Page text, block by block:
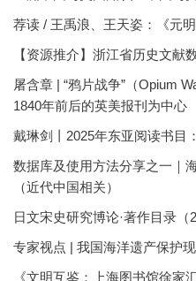
荐读 / 王禹浪、王天姿：《元
【资源推介】浙江省历史文献
屠含章 | “鸦片战争”（Opium
1840年前后的英美报刊为中心
戴琳剑丨2025年东亚阅读书目
数据库及使用方法分享之一｜
（近代中国相关）
日文宋史研究博论·著作目录（
专家视点 | 我国海洋遗产保护
《文明互鉴：上海图书馆徐家